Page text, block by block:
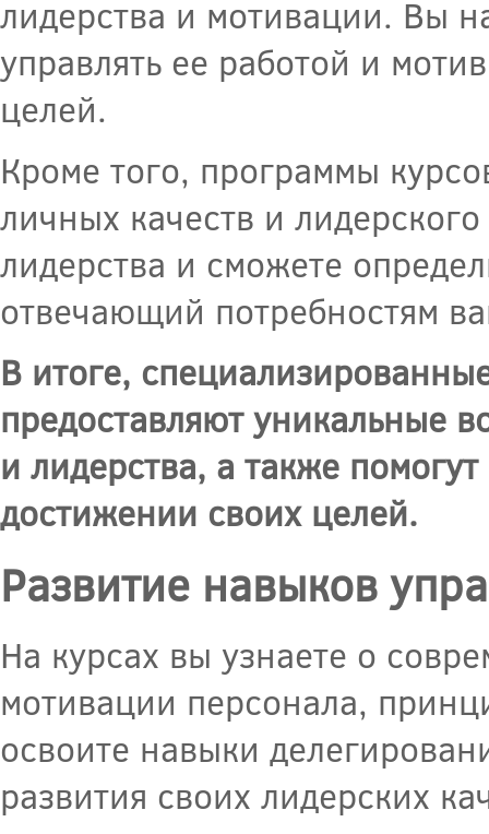
лидерства и мотивации. Вы
управлять ее работой и
целей.
Кроме того, программы
личных качеств и
лидерства и сможете
отвечающий потребностям
В итоге,
предоставляют уникальные
и лидерства, а также
достижении своих целей.
Развитие навыков
На курсах вы узнаете о
мотивации персонала,
освоите навыки
развития своих лидерских